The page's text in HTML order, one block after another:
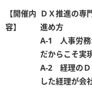
【開催内
容】
ＤＸ推進の専
進め方
A-1 人事労務
だからこそ実
A-2 経理のＤ
した経理が会